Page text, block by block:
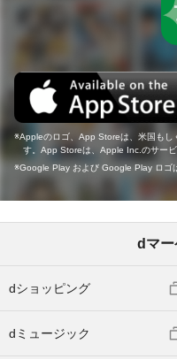
Appleのロゴ、App Storeは、米国も
す。App Storeは、Apple Inc.のサービ
Google Play および Google Play ロゴ
dマー
dショッピング
dミュージック